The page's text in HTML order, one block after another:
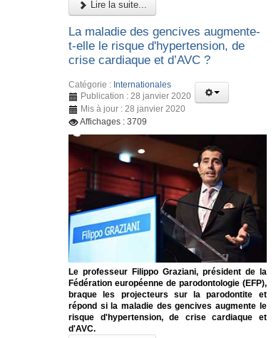
Lire la suite...
La maladie des gencives augmente-
t-elle le risque d'hypertension, de
crise cardiaque et d’AVC ?
Catégorie : Internationales
Publication : 28 janvier 2020
Mis à jour : 28 janvier 2020
Affichages : 3709
Le professeur Filippo Graziani, président de la
Fédération européenne de parodontologie (EFP),
braque les projecteurs sur la parodontite et
répond si la maladie des gencives augmente le
risque d'hypertension, de crise cardiaque et
d'AVC.